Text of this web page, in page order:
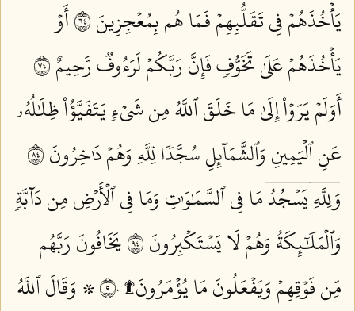
يَأۡخُذَهُمۡ فِي تَقَلُّبِهِمۡ فَمَا هُم بِمُعۡجِزِينَ ٤٦
أَوۡ
يَأۡخُذَهُمۡ عَلَىٰ تَخَوُّفٖ فَإِنَّ رَبَّكُمۡ لَرَءُوفٞ رَّحِيمٌ ٤٧
أَوَلَمۡ يَرَوۡاْ إِلَىٰ مَا خَلَقَ ٱللَّهُ مِن شَيۡءٖ يَتَفَيَّؤُاْ ظِلَٰلُهُۥ
عَنِ ٱلۡيَمِينِ وَٱلشَّمَآئِلِ سُجَّدٗا لِّلَّهِ وَهُمۡ دَٰخِرُونَ ٤٨
وَلِلَّهِۤ يَسۡجُدُۤ مَا فِي ٱلسَّمَٰوَٰتِ وَمَا فِي ٱلۡأَرۡضِ مِن دَآبَّةٖ
وَٱلۡمَلَٰٓئِكَةُ وَهُمۡ لَا يَسۡتَكۡبِرُونَ ٤٩
يَخَافُونَ رَبَّهُم
مِّن فَوۡقِهِمۡ وَيَفۡعَلُونَ مَا يُؤۡمَرُونَ۩ ٥٠
۞ وَقَالَ ٱللَّهُ